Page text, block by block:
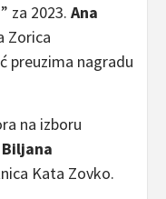
za 2023. Ana
Zorica
preuzima nagradu
na izboru
Biljana
Kata Zovko.